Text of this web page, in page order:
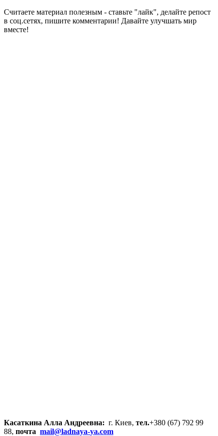
Считаете материал полезным - ставьте "лайк", делайте репост
в соц.сетях, пишите комментарии! Давайте улучшать мир
вместе!
Касаткина Алла Андреевна: г. Киев, тел.+380 (67) 792 99
88, почта mail@ladnaya-ya.com